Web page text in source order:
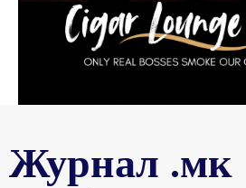
Журнал .мк